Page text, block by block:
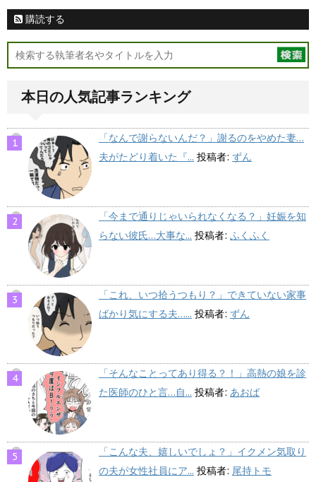
購読する
本日の人気記事ランキング
「なんで謝らないんだ？」謝るのをやめた妻…
夫がたどり着いた『... 投稿者: ずん
「今まで通りじゃいられなくなる？」妊娠を知
らない彼氏…大事な... 投稿者: ふくふく
「これ、いつ拾うつもり？」できていない家事
ばかり気にする夫…... 投稿者: ずん
「そんなことってあり得る？！」高熱の娘を診
た医師のひと言…自... 投稿者: あおば
「こんな夫、嬉しいでしょ？」イクメン気取り
の夫が女性社員にア... 投稿者: 尾持トモ